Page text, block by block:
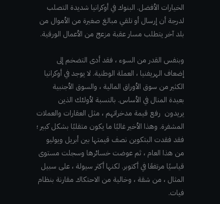
الخيارات الأفضل. البنوك في أوكرانيا شديدة التصلب
لدرجة أن إرسال أو تلقي مبالغ صغيرة من الأموال من
بلد آخر يتطلب مسار عقبة مزعج من الأعمال الورقية.
وبنفس القدر من السوء ، فقد أدى التضخم إلى
إضعاف الهريفنيا ، العملة الوطنية. لا يوجد في أوكرانيا
الكثير من سوق الأوراق المالية ، والسوق الأجنبية
بعيدة المنال في الأساس. بالنسبة لأولئك الذين
يريدون رفع قيمة مدخراتهم ، مثل العقارات والعملات
المشفرة. وهذا الأخير غالبًا ما يكون متقلبًا بشكل كبير ؛
فقد فقدت البتكوين نصف قيمتها بين أبريل ويوليو
من هذا العام ، ثم عوضت خسائرها وسجلت مستوى
قياسيًا مرتفعًا في أكتوبر. لكنها أكثر سيولة ، على سبيل
المثال ، من شقة ، وخالية من الاحتكاك مقارنة بنظام
فيات.